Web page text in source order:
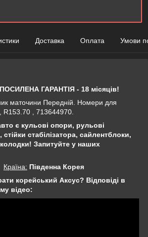
Доставка Оплата Умови
ГАРАНТІЯ - 18 місяців!
маточини Передній. Номери для
R153.70 , 713644970.
є кульові опори, рульові
стабілізатора, сайлентблоки,
колодки! Запитуйте у наших
Крaїна: Південна Корея
корейський Аксус? Відповіді в
відео: